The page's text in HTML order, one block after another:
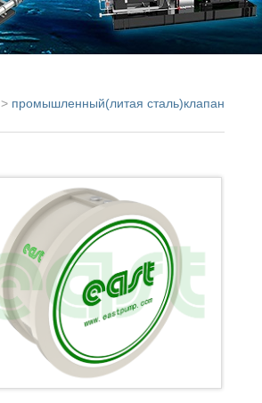
>промышленный(литая сталь)клапан